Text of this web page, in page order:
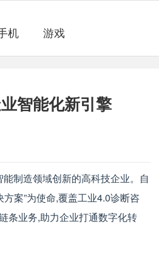
机 游戏
智能化新引擎
制造领域创新的高科技企业。自
案”为使命,覆盖工业4.0诊断咨
条业务,助力企业打通数字化转